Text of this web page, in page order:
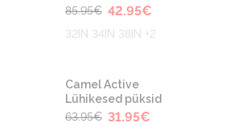
85.95€ 42.95€
32IN 34IN 38IN +2
-50%
Camel Active
Lühikesed püksid
63.95€ 31.95€